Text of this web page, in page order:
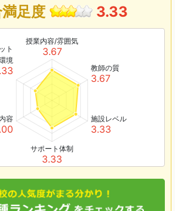
足度 3.33
授業内容/雰囲気
3.67
教師の質
3.67
施設レベル
3.33
サポート体制
3.33
容
ト
境